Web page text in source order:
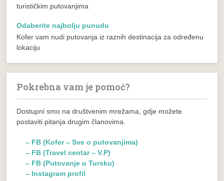
turističkim putovanjima
Odaberite najbolju punudu
Kofer vam nudi putovanja iz raznih destinacija za određenu
lokaciju
Pokrebna vam je pomoć?
Dostupni smo na društvenim mrežama, gdje možete
postaviti pitanja drugim članovima.
– FB (Kofer – Sve o putovanjima)
– FB (Travel centar – V.P)
– FB (Putovanje u Tursku)
– Instagram profil